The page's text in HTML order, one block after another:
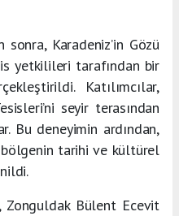
sonra, Karadeniz’in Gözü
yetkilileri tarafından bir
Katılımcılar,
seyir terasından
Bu deneyimin ardından,
tarihi ve kültürel
Zonguldak Bülent Ecevit